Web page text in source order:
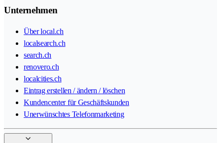
Unternehmen
Über local.ch
localsearch.ch
search.ch
renovero.ch
localcities.ch
Eintrag erstellen / ändern / löschen
Kundencenter für Geschäftskunden
Unerwünschtes Telefonmarketing